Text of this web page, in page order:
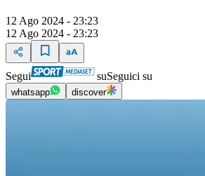
12 Ago 2024 - 23:23
12 Ago 2024 - 23:23
Segui suSeguici su
whatsapp discover